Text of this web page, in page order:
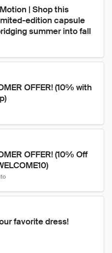
| Shop this
edition capsule
summer into fall
OFFER! (10% with
OFFER! (10% Off
favorite dress!